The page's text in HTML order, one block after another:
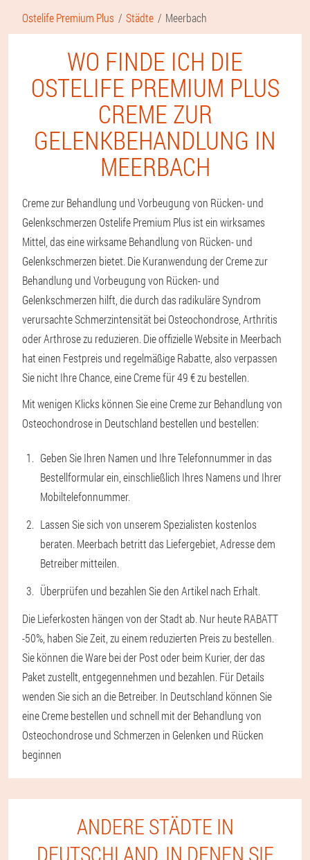
Ostelife Premium Plus Städte Meerbach
WO FINDE ICH DIE
OSTELIFE PREMIUM PLUS
CREME ZUR
GELENKBEHANDLUNG IN
MEERBACH
Creme zur Behandlung und Vorbeugung von Rücken- und
Gelenkschmerzen Ostelife Premium Plus ist ein wirksames
Mittel, das eine wirksame Behandlung von Rücken- und
Gelenkschmerzen bietet. Die Kuranwendung der Creme zur
Behandlung und Vorbeugung von Rücken- und
Gelenkschmerzen hilft, die durch das radikuläre Syndrom
verursachte Schmerzintensität bei Osteochondrose, Arthritis
oder Arthrose zu reduzieren. Die offizielle Website in Meerbach
hat einen Festpreis und regelmäßige Rabatte, also verpassen
Sie nicht Ihre Chance, eine Creme für 49 € zu bestellen.
Mit wenigen Klicks können Sie eine Creme zur Behandlung von
Osteochondrose in Deutschland bestellen und bestellen:
Geben Sie Ihren Namen und Ihre Telefonnummer in das
Bestellformular ein, einschließlich Ihres Namens und Ihrer
Mobiltelefonnummer.
Lassen Sie sich von unserem Spezialisten kostenlos
beraten. Meerbach betritt das Liefergebiet, Adresse dem
Betreiber mitteilen.
Überprüfen und bezahlen Sie den Artikel nach Erhalt.
Die Lieferkosten hängen von der Stadt ab. Nur heute RABATT
-50%, haben Sie Zeit, zu einem reduzierten Preis zu bestellen.
Sie können die Ware bei der Post oder beim Kurier, der das
Paket zustellt, entgegennehmen und bezahlen. Für Details
wenden Sie sich an die Betreiber. In Deutschland können Sie
eine Creme bestellen und schnell mit der Behandlung von
Osteochondrose und Schmerzen in Gelenken und Rücken
beginnen
ANDERE STÄDTE IN
DEUTSCHLAND, IN DENEN SIE